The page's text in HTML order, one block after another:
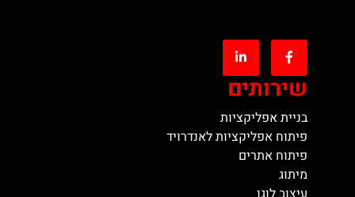
שירותים
בניית אפליקציות
פיתוח אפליקציות לאנדרויד
פיתוח אתרים
מיתוג